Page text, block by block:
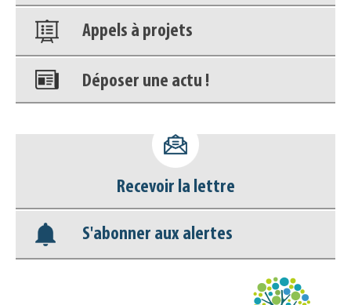
Appels à projets
Déposer une actu !
déconnecter)
Base documentaire
Nos veilles Scoop.it
Recevoir la lettre
S'abonner aux alertes